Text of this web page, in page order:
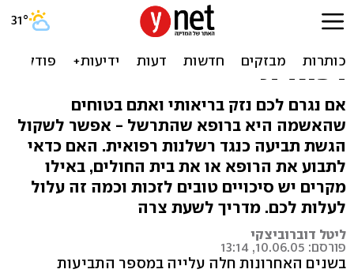
כל מה שצריך לדעת כדי
להגיש תביעת רשלנות
רפואית
אם נגרם לכם נזק בריאותי ואתם בטוחים
שהאשמה היא ברופא שהתרשל - אפשר לשקול
הגשת תביעה כנגד רשלנות רפואית. האם כדאי
לתבוע את הרופא או את בית החולים, באילו
מקרים יש סיכויים טובים לזכות וכמה זה עלול
לעלות לכם. מדריך לשעת צרה
ליטל דוברוביצקי
פורסם: 10.06.05, 13:14
בשנים האחרונות חלה עלייה במספר התביעות